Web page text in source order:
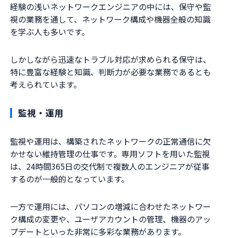
経験の浅いネットワークエンジニアの中には、保守や監
視の業務を通して、ネットワーク構成や機器全般の知識
を学ぶ人も多いです。
しかしながら迅速なトラブル対応が求められる保守は、
特に豊富な経験と知識、判断力が必要な業務であるとも
考えられています。
監視・運用
監視や運用は、構築されたネットワークの正常通信に欠
かせない維持管理の仕事です。専用ソフトを用いた監視
は、24時間365日の交代制で複数人のエンジニアが従事
するのが一般的となっています。
一方で運用には、パソコンの増減に合わせたネットワー
ク構成の変更や、ユーザアカウントの管理、機器のアッ
プデートといった非常に多彩な業務があります。